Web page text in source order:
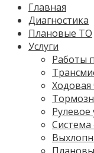
Главная
Диагностика
Плановые ТО
Услуги
Работы
Ходовая
Рулевое
Система